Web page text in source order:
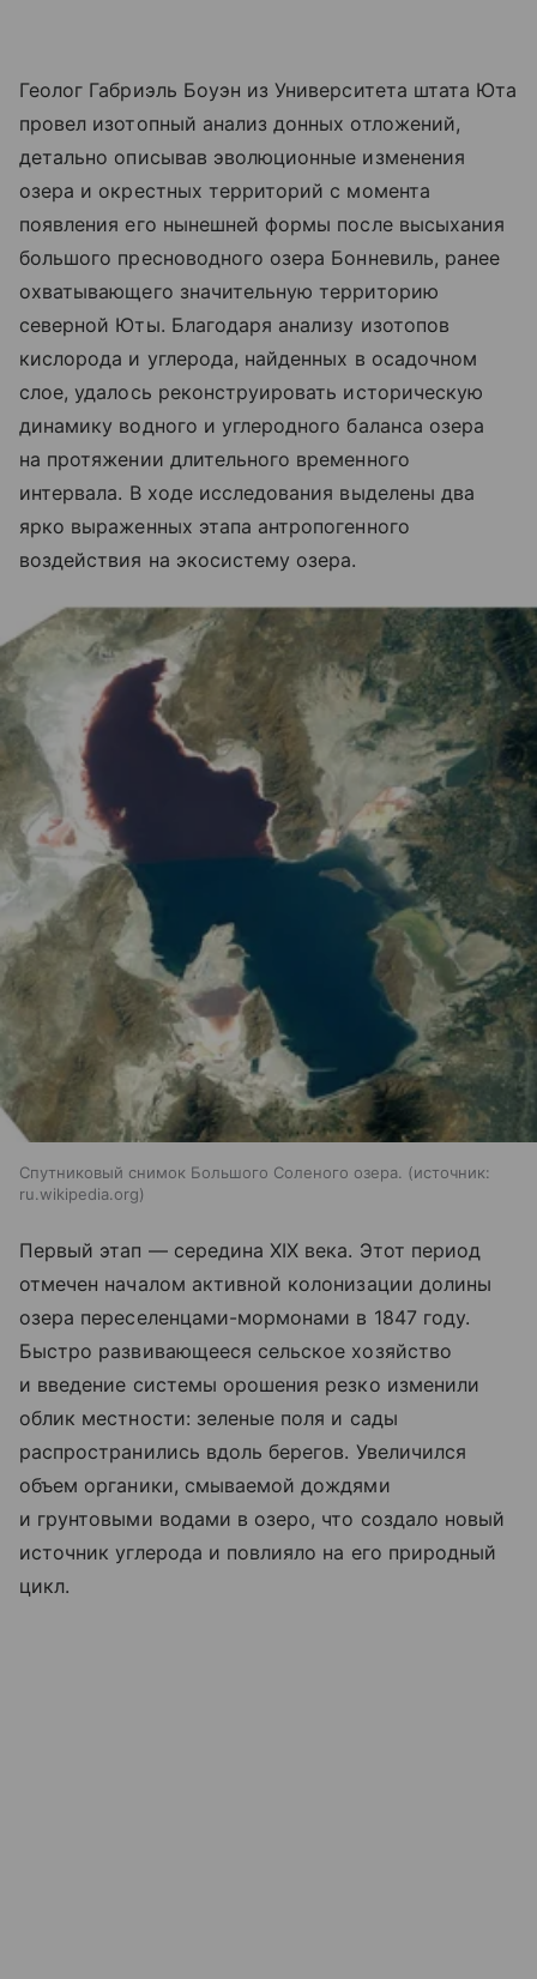
Геолог Габриэль Боуэн из Университета штата Юта
провел изотопный анализ донных отложений,
детально описывав эволюционные изменения
озера и окрестных территорий с момента
появления его нынешней формы после высыхания
большого пресноводного озера Бонневиль, ранее
охватывающего значительную территорию
северной Юты. Благодаря анализу изотопов
кислорода и углерода, найденных в осадочном
слое, удалось реконструировать историческую
динамику водного и углеродного баланса озера
на протяжении длительного временного
интервала. В ходе исследования выделены два
ярко выраженных этапа антропогенного
воздействия на экосистему озера.
Спутниковый снимок Большого Соленого озера.
источник:
ru.wikipedia.org
Первый этап — середина XIX века. Этот период
отмечен началом активной колонизации долины
озера переселенцами-мормонами в 1847 году.
Быстро развивающееся сельское хозяйство
и введение системы орошения резко изменили
облик местности: зеленые поля и сады
распространились вдоль берегов. Увеличился
объем органики, смываемой дождями
и грунтовыми водами в озеро, что создало новый
источник углерода и повлияло на его природный
цикл.